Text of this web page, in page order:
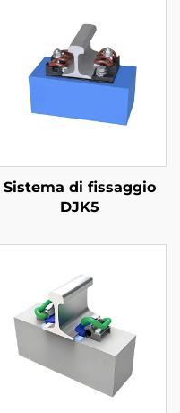
Sistema di fissaggio
DJK5